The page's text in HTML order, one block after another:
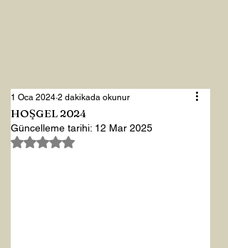
HOŞGEL 2024
1 Oca 2024 2 dakikada okunur
Güncelleme tarihi: 12 Mar 2025
5 üzerinden NaN yıldız